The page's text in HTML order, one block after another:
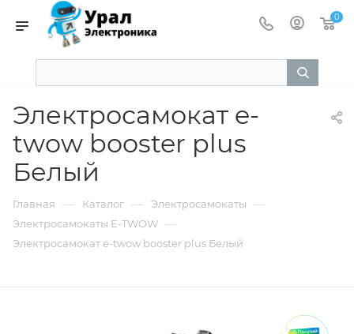
0
Электросамокат e-
twow booster plus
Белый
Главная — Каталог — Электросамокаты —
Электросамокаты E-TWOW —
Электросамокат e-twow booster plus Белый